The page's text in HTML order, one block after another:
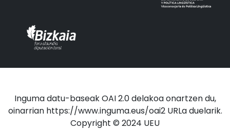
Inguma datu-baseak OAI 2.0 delakoa onartzen du,
oinarrian https://www.inguma.eus/oai2 URLa duelarik.
Copyright © 2024 UEU